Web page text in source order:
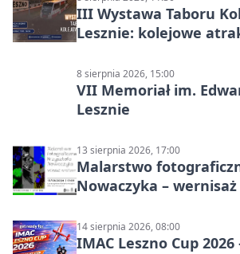
III Wystawa Taboru
Lesznie: kolejowe
8 sierpnia 2026, 15:00
VII Memoriał im.
Lesznie
13 sierpnia 2026, 17:00
Malarstwo
Nowaczyka –
14 sierpnia 2026, 08:00
IMAC Leszno Cup